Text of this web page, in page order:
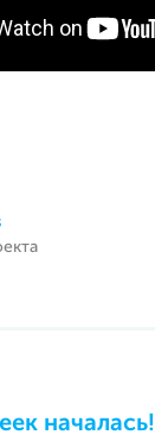
началась!